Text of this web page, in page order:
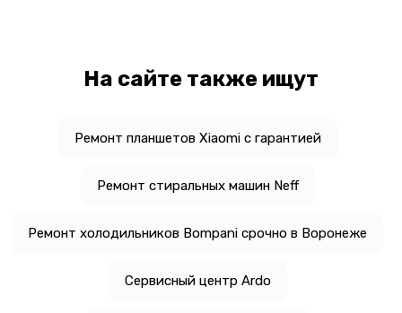
На сайте также ищут
Ремонт планшетов Xiaomi с гарантией
Ремонт стиральных машин Neff
Ремонт холодильников Bompani срочно в Воронеже
Сервисный центр Ardo